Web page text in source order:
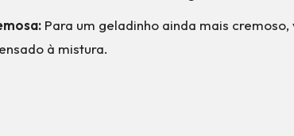
Para um geladinho ainda mais
à mistura.